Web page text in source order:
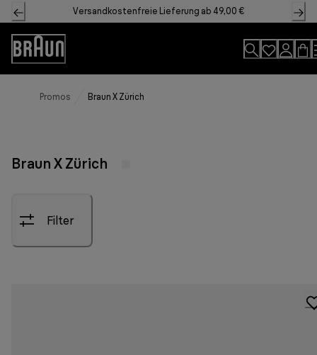
Skip
to
Content
Versandkostenfreie Lieferung ab 49,00 €
Accessibility
Statement
Promos Braun X Zürich
Braun X Zürich
Filter